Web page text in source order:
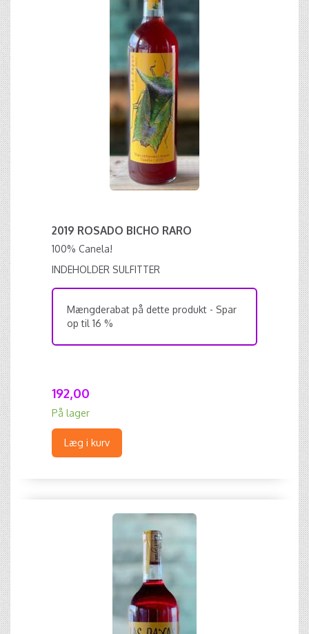
2019 ROSADO BICHO RARO
100% Canela!
INDEHOLDER SULFITTER
Mængderabat på dette produkt - Spar
op til 16 %
192,00
På lager
Læg i kurv